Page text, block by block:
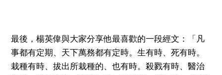
最後，楊英偉與大家分享他最喜歡的一段經文：「凡
事都有定期、天下萬務都有定時。生有時、死有時。
栽種有時、拔出所栽種的、也有時。殺戮有時、醫治